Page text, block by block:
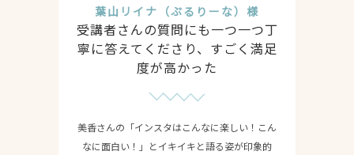
葉山リイナ（ぷるりーな）様
受講者さんの質問にも一つ一つ丁
寧に答えてくださり、すごく満足
度が高かった
美香さんの「インスタはこんなに楽しい！こん
なに面白い！」とイキイキと語る姿が印象的